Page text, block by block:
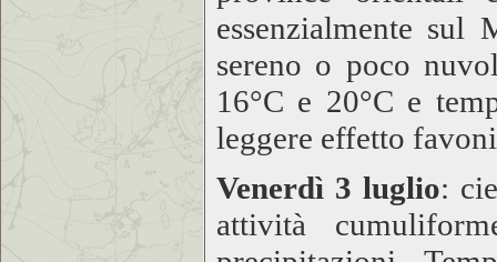
essenzialmente sul
sereno o poco
16°C e 20°C e
leggere effetto
Venerdì 3 luglio:
attività